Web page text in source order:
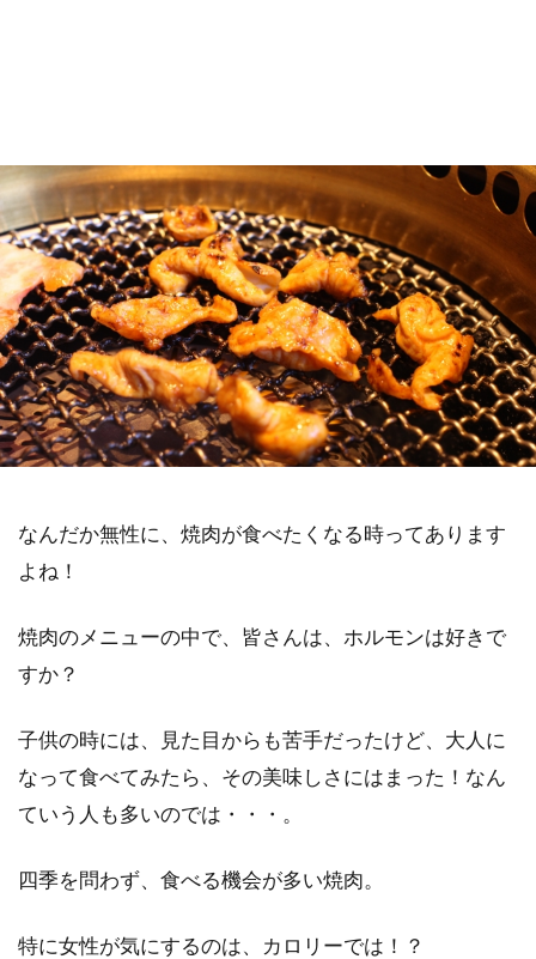
なんだか無性に、焼肉が食べたくなる時ってあります
よね！
焼肉のメニューの中で、皆さんは、ホルモンは好きで
すか？
子供の時には、見た目からも苦手だったけど、大人に
なって食べてみたら、その美味しさにはまった！なん
ていう人も多いのでは・・・。
四季を問わず、食べる機会が多い焼肉。
特に女性が気にするのは、カロリーでは！？